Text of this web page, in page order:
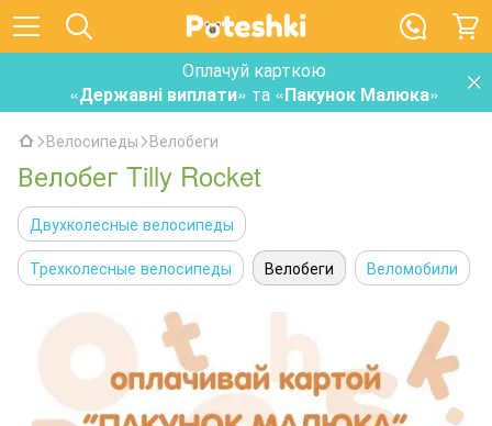
Оплачуй карткою
«Державні виплати» та «Пакунок Малюка»
Велосипеды Велобеги
Велобег Tilly Rocket
Двухколесные велосипеды
Трехколесные велосипеды
Велобеги Веломобили